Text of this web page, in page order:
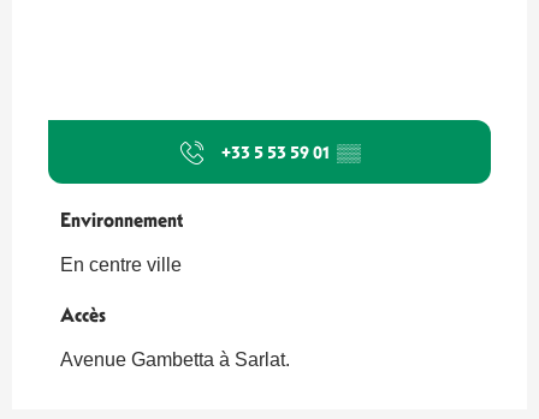
+33 5 53 59 01 ▒▒
Environnement
Environnement
En centre ville
Accès
Accès
Avenue Gambetta à Sarlat.